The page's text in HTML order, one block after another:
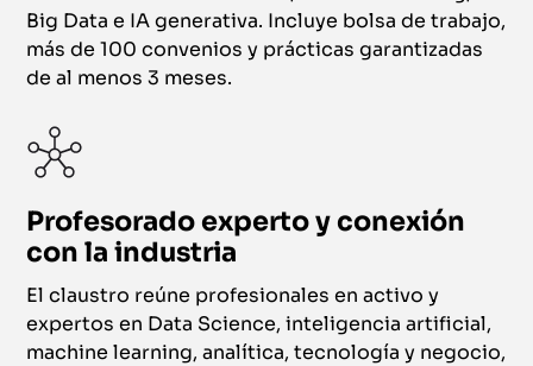
Big Data e IA generativa. Incluye bolsa de trabajo,
más de 100 convenios y prácticas garantizadas
de al menos 3 meses.
Profesorado experto y conexión
con la industria
El claustro reúne profesionales en activo y
expertos en Data Science, inteligencia artificial,
machine learning, analítica, tecnología y negocio,